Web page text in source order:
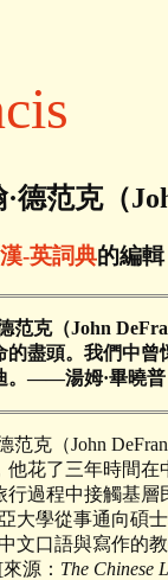
德范克（
-英詞典的編輯
范克（John
的盡頭。我們中曾
。——湯姆·畢曉普
范克（John
他花了三年時間在
行過程中接觸基層
大學從事通向碩
文口語與寫作的
源： The Chinese